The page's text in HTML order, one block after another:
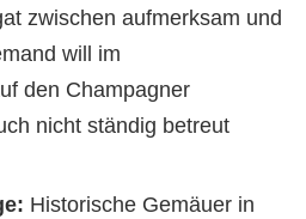
zwischen aufmerksam und
will im
den Champagner
nicht ständig betreut
Historische Gemäuer in